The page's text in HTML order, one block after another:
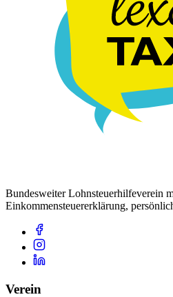
Bundesweiter Lohnsteuerhilfeverein
Einkommensteuererklärung,
Verein